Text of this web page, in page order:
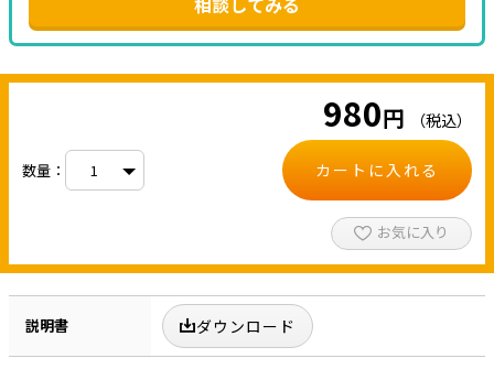
980円 （税込）
数量： カートに入れる
お気に入り
説明書 ダウンロード